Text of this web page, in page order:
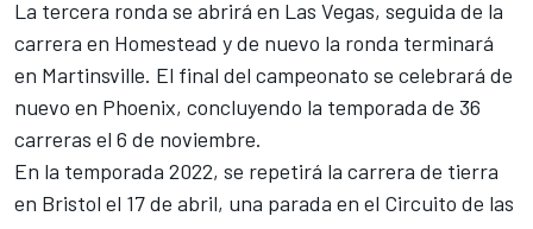
La tercera ronda se abrirá en Las Vegas, seguida de la
carrera en Homestead y de nuevo la ronda terminará
en Martinsville. El final del campeonato se celebrará de
nuevo en Phoenix, concluyendo la temporada de 36
carreras el 6 de noviembre.
En la temporada 2022, se repetirá la carrera de tierra
en Bristol el 17 de abril, una parada en el Circuito de las